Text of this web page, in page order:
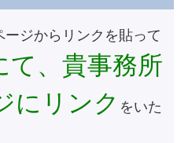
ジからリンクを貼って
て、貴事務所
にリンク をいた